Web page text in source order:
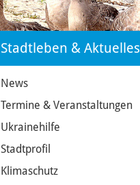
Stadtleben & Aktuelles
News
Termine & Veranstaltungen
Ukrainehilfe
Stadtprofil
Klimaschutz